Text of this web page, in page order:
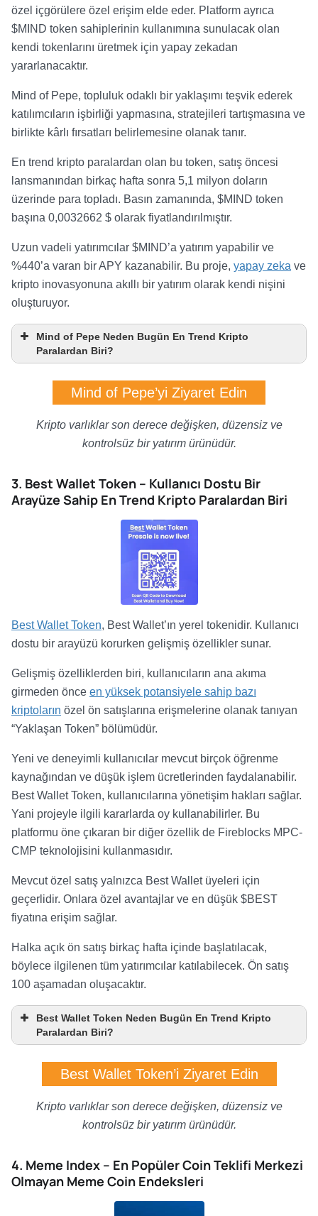
özel içgörülere özel erişim elde eder. Platform ayrıca
$MIND token sahiplerinin kullanımına sunulacak olan
kendi tokenlarını üretmek için yapay zekadan
yararlanacaktır.
Mind of Pepe, topluluk odaklı bir yaklaşımı teşvik ederek
katılımcıların işbirliği yapmasına, stratejileri tartışmasına ve
birlikte kârlı fırsatları belirlemesine olanak tanır.
En trend kripto paralardan olan bu token, satış öncesi
lansmanından birkaç hafta sonra 5,1 milyon doların
üzerinde para topladı. Basın zamanında, $MIND token
başına 0,0032662 $ olarak fiyatlandırılmıştır.
Uzun vadeli yatırımcılar $MIND’a yatırım yapabilir ve
%440’a varan bir APY kazanabilir. Bu proje, yapay zeka ve
kripto inovasyonuna akıllı bir yatırım olarak kendi nişini
oluşturuyor.
Mind of Pepe Neden Bugün En Trend Kripto
Paralardan Biri?
Mind of Pepe’yi Ziyaret Edin
Kripto varlıklar son derece değişken, düzensiz ve
kontrolsüz bir yatırım ürünüdür.
3. Best Wallet Token – Kullanıcı Dostu Bir
Arayüze Sahip En Trend Kripto Paralardan Biri
Best Wallet Token, Best Wallet’ın yerel tokenidir. Kullanıcı
dostu bir arayüzü korurken gelişmiş özellikler sunar.
Gelişmiş özelliklerden biri, kullanıcıların ana akıma
girmeden önce en yüksek potansiyele sahip bazı
kriptoların özel ön satışlarına erişmelerine olanak tanıyan
“Yaklaşan Token” bölümüdür.
Yeni ve deneyimli kullanıcılar mevcut birçok öğrenme
kaynağından ve düşük işlem ücretlerinden faydalanabilir.
Best Wallet Token, kullanıcılarına yönetişim hakları sağlar.
Yani projeyle ilgili kararlarda oy kullanabilirler. Bu
platformu öne çıkaran bir diğer özellik de Fireblocks MPC-
CMP teknolojisini kullanmasıdır.
Mevcut özel satış yalnızca Best Wallet üyeleri için
geçerlidir. Onlara özel avantajlar ve en düşük $BEST
fiyatına erişim sağlar.
Halka açık ön satış birkaç hafta içinde başlatılacak,
böylece ilgilenen tüm yatırımcılar katılabilecek. Ön satış
100 aşamadan oluşacaktır.
Best Wallet Token Neden Bugün En Trend Kripto
Paralardan Biri?
Best Wallet Token’i Ziyaret Edin
Kripto varlıklar son derece değişken, düzensiz ve
kontrolsüz bir yatırım ürünüdür.
4. Meme Index – En Popüler Coin Teklifi Merkezi
Olmayan Meme Coin Endeksleri